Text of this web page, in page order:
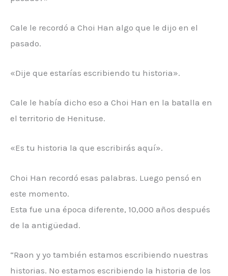
Cale le recordó a Choi Han algo que le dijo en el
pasado.
«Dije que estarías escribiendo tu historia».
Cale le había dicho eso a Choi Han en la batalla en
el territorio de Henituse.
«Es tu historia la que escribirás aquí».
Choi Han recordó esas palabras. Luego pensó en
este momento.
Esta fue una época diferente, 10,000 años después
de la antigüedad.
“Raon y yo también estamos escribiendo nuestras
historias. No estamos escribiendo la historia de los